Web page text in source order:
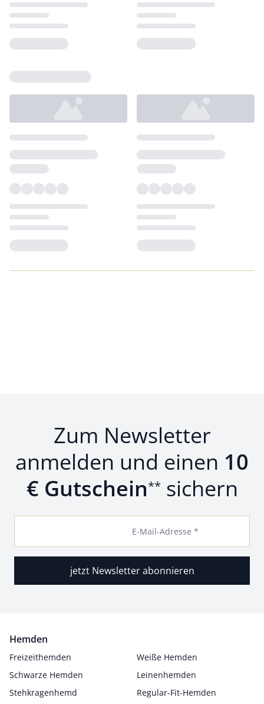
Zum Newsletter
anmelden und einen 10
€ Gutschein** sichern
E-Mail-Adresse *
jetzt Newsletter abonnieren
Hemden
Freizeithemden
Weiße Hemden
Schwarze Hemden
Leinenhemden
Stehkragenhemd
Regular-Fit-Hemden